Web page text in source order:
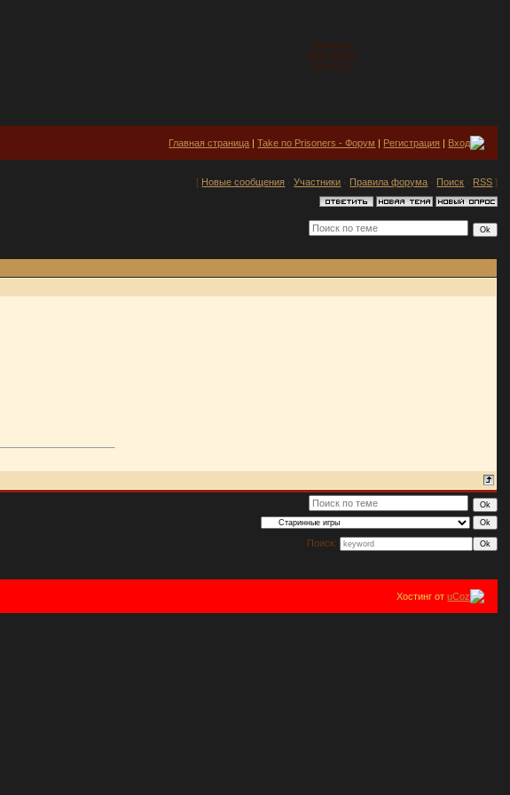
Пятница
2026-08-07
21:43:31
Главная страница |Take no Prisoners - Форум | Регистрация | Вход
[ Новые сообщения ·Участники · Правила форума · Поиск · RSS ]
Поиск:
Хостинг отuCoz